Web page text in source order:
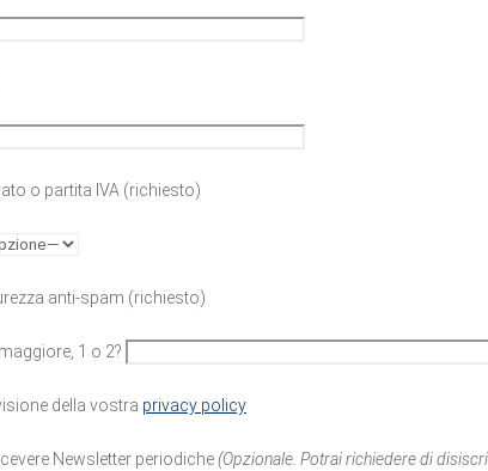
o partita IVA (richiesto)
anti-spam (richiesto)
1 o 2?
della vostra privacy policy
Newsletter periodiche(Opzionale. Potrai richiedere di